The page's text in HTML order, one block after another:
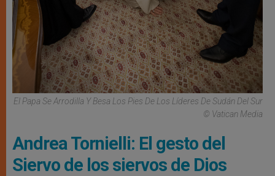
El Papa Se Arrodilla Y Besa Los Pies De Los Líderes De Sudán Del Sur
© Vatican Media
Andrea Tornielli: El gesto del
Siervo de los siervos de Dios